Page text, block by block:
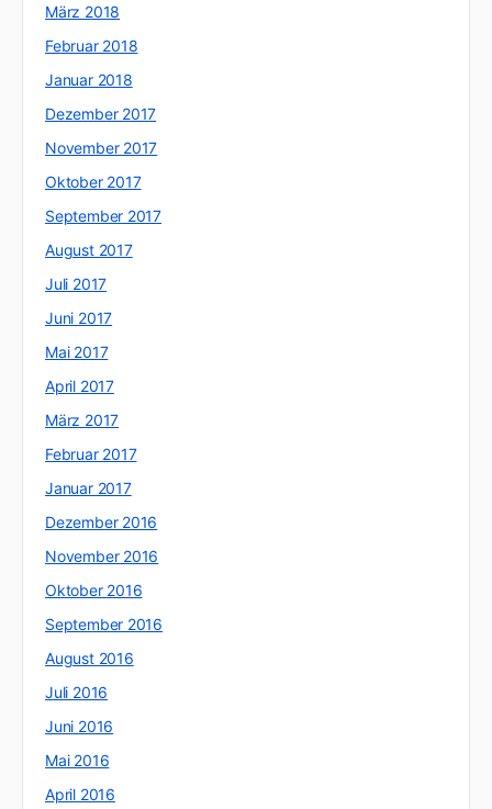
März 2018
Februar 2018
Januar 2018
Dezember 2017
November 2017
Oktober 2017
September 2017
August 2017
Juli 2017
Juni 2017
Mai 2017
April 2017
März 2017
Februar 2017
Januar 2017
Dezember 2016
November 2016
Oktober 2016
September 2016
August 2016
Juli 2016
Juni 2016
Mai 2016
April 2016